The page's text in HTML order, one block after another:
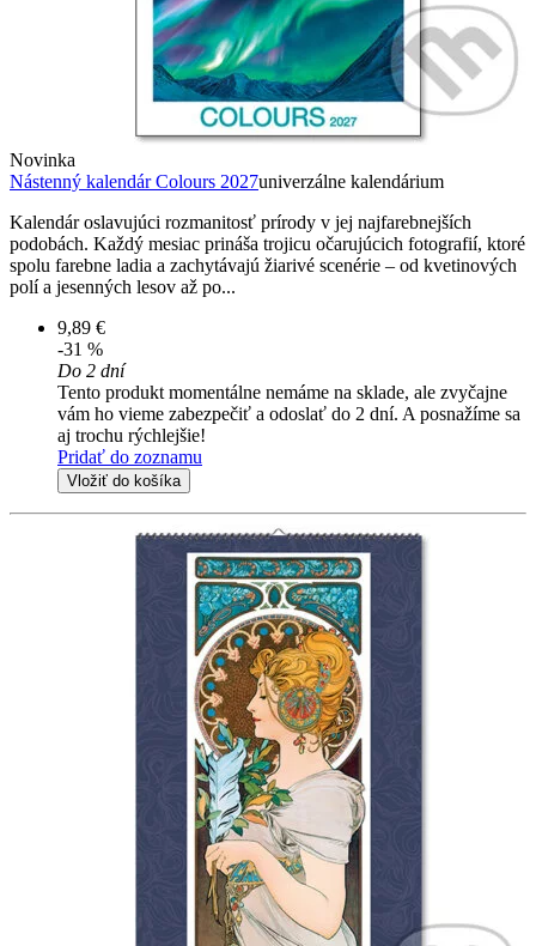
Novinka
Nástenný kalendár Colours 2027univerzálne kalendárium
Kalendár oslavujúci rozmanitosť prírody v jej najfarebnejších
podobách. Každý mesiac prináša trojicu očarujúcich fotografií, ktoré
spolu farebne ladia a zachytávajú žiarivé scenérie – od kvetinových
polí a jesenných lesov až po...
9,89 €
-31 %
Do 2 dní
Tento produkt momentálne nemáme na sklade, ale zvyčajne
vám ho vieme zabezpečiť a odoslať do 2 dní. A posnažíme sa
aj trochu rýchlejšie!
Pridať do zoznamu
Vložiť do košíka